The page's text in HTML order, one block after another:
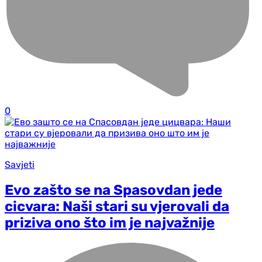
0
Savjeti
Evo zašto se na Spasovdan jede
cicvara: Naši stari su vjerovali da
priziva ono što im je najvažnije